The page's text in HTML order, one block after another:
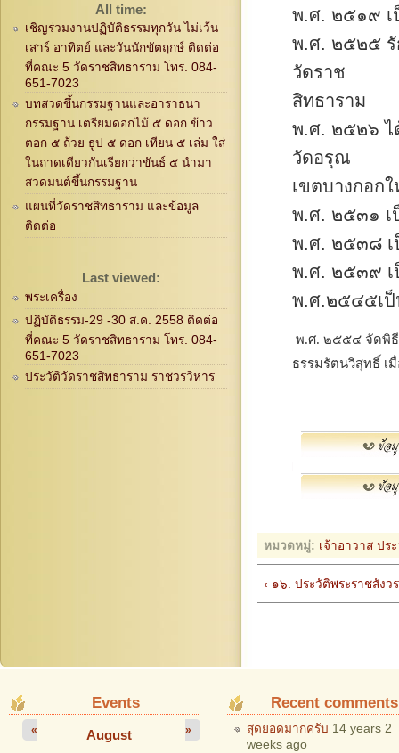
All time:
เชิญร่วมงานปฏิบัติธรรมทุกวัน ไม่เว้น
เสาร์ อาทิตย์ และวันนักขัตฤกษ์ ติดต่อ
ที่คณะ 5 วัดราชสิทธาราม โทร. 084-
651-7023
บทสวดขึ้นกรรมฐานและอาราธนา
กรรมฐาน เตรียมดอกไม้ ๕ ดอก ข้าว
ตอก ๕ ถ้วย ธูป ๕ ดอก เทียน ๕ เล่ม ใส่
ในถาดเดียวกันเรียกว่าขันธ์ ๕ นำมา
สวดมนต์ขึ้นกรรมฐาน
แผนที่วัดราชสิทธาราม และข้อมูล
ติดต่อ
Last viewed:
พระเครื่อง
ปฏิบัติธรรม-29 -30 ส.ค. 2558 ติดต่อ
ที่คณะ 5 วัดราชสิทธาราม โทร. 084-
651-7023
ประวัติวัดราชสิทธาราม ราชวรวิหาร
พ.ศ. ๒๕๑๙
พ.ศ. ๒๕๒๕ รั
วัดราช
สิทธาราม
พ.ศ. ๒๕๒๖ ไ
วัดอรุณ
เขตบางกอก
พ.ศ. ๒๕๓๑
พ.ศ. ๒๕๓๘ เ
พ.ศ. ๒๕๓๙ เ
พ.ศ.๒๕๔๕เป็
พ.ศ. ๒๕๕๔ จัดพิธี
ธรรมรัตนวิสุทธิ์ เ
หมวดหมู่: เจ้าอาวาส ปร
‹ ๑๖. ประวัติพระราชสัง
Events
August
« »
Recent comments
สุดยอดมากครับ 14 years 2
weeks ago